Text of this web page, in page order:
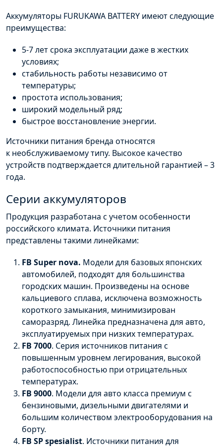
Аккумуляторы FURUKAWA BATTERY имеют следующие
преимущества:
5-7 лет срока эксплуатации даже в жестких
условиях;
стабильность работы независимо от
температуры;
простота использования;
широкий модельный ряд;
быстрое восстановление энергии.
Источники питания бренда относятся
к необслуживаемомутипу. Высокое качество
устройств подтверждается длительной гарантией – 3
года.
Серии аккумуляторов
Продукция разработана с учетом особенности
российского климата. Источники питания
представлены такими линейками:
FB Super nova. Модели для базовых японских
автомобилей, подходят для большинства
городских машин. Произведены на основе
кальциевого сплава, исключена возможность
короткого замыкания, минимизирован
саморазряд. Линейка предназначена для авто,
эксплуатируемых при низких температурах.
FB 7000. Серия источников питания с
повышенным уровнем легирования, высокой
работоспособностью при отрицательных
температурах.
FB 9000. Модели для авто класса премиум с
бензиновыми, дизельными двигателями и
большим количеством электрооборудования на
борту.
FB SPspesialist. Источники питания для